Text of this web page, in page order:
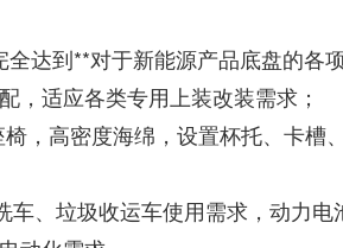
达到**对于新能源产品底盘的各
，适应各类专用上装改装需求；
，高密度海绵，设置杯托、卡槽
、垃圾收运车使用需求，动力